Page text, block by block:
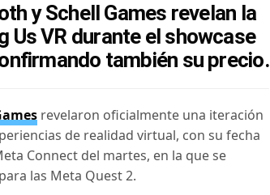
y Schell Games revelan la
Us VR durante el showcase
también su precio.
revelaron oficialmente una iteración
de realidad virtual, con su fecha
Connect del martes, en la que se
las Meta Quest 2.